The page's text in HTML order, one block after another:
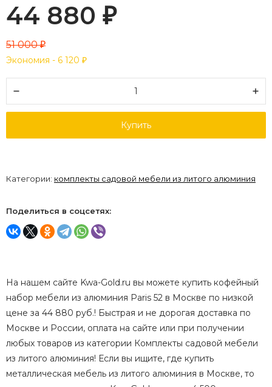
44 880 ₽
51 000₽
Экономия - 6 120 ₽
Купить
Категории: комплекты садовой мебели из литого алюминия
Поделиться в соцсетях:
На нашем сайте Kwa-Gold.ru вы можете купить кофейный
набор мебели из алюминия Paris 52 в Москве по низкой
цене за 44 880 руб.! Быстрая и не дорогая доставка по
Москве и России, оплата на сайте или при получении
любых товаров из категории Комплекты садовой мебели
из литого алюминия! Если вы ищите, где купить
металлическая мебель из литого алюминия в Москве, то